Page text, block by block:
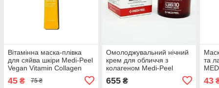
Вітамінна маска-плівка
для сяйва шкіри Medi-Peel
Vegan Vitamin Collagen
45 ₴ 75 ₴
Омолоджувальний нічний
крем для обличчя з
колагеном Medi-Peel
Collagen Super10 Sleeping
Cream 70ml
655₴
та
43